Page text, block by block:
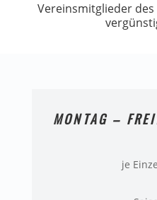
Vereinsmitglieder
MONTAG –
je